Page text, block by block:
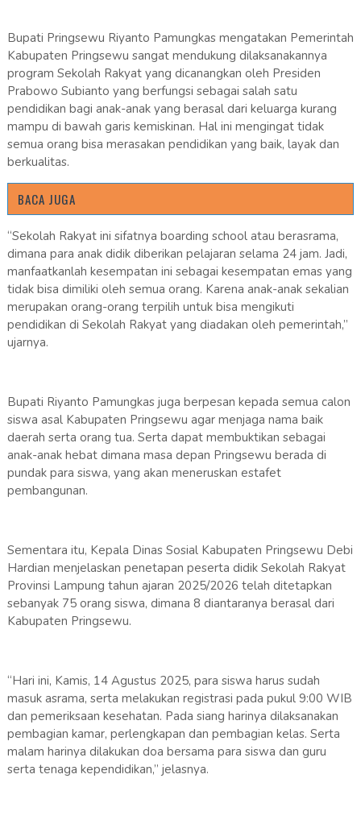
Bupati Pringsewu Riyanto Pamungkas mengatakan Pemerintah
Kabupaten Pringsewu sangat mendukung dilaksanakannya
program Sekolah Rakyat yang dicanangkan oleh Presiden
Prabowo Subianto yang berfungsi sebagai salah satu
pendidikan bagi anak-anak yang berasal dari keluarga kurang
mampu di bawah garis kemiskinan. Hal ini mengingat tidak
semua orang bisa merasakan pendidikan yang baik, layak dan
berkualitas.
BACA JUGA
“Sekolah Rakyat ini sifatnya boarding school atau berasrama,
dimana para anak didik diberikan pelajaran selama 24 jam. Jadi,
manfaatkanlah kesempatan ini sebagai kesempatan emas yang
tidak bisa dimiliki oleh semua orang. Karena anak-anak sekalian
merupakan orang-orang terpilih untuk bisa mengikuti
pendidikan di Sekolah Rakyat yang diadakan oleh pemerintah,”
ujarnya.
Bupati Riyanto Pamungkas juga berpesan kepada semua calon
siswa asal Kabupaten Pringsewu agar menjaga nama baik
daerah serta orang tua. Serta dapat membuktikan sebagai
anak-anak hebat dimana masa depan Pringsewu berada di
pundak para siswa, yang akan meneruskan estafet
pembangunan.
Sementara itu, Kepala Dinas Sosial Kabupaten Pringsewu Debi
Hardian menjelaskan penetapan peserta didik Sekolah Rakyat
Provinsi Lampung tahun ajaran 2025/2026 telah ditetapkan
sebanyak 75 orang siswa, dimana 8 diantaranya berasal dari
Kabupaten Pringsewu.
“Hari ini, Kamis, 14 Agustus 2025, para siswa harus sudah
masuk asrama, serta melakukan registrasi pada pukul 9:00 WIB
dan pemeriksaan kesehatan. Pada siang harinya dilaksanakan
pembagian kamar, perlengkapan dan pembagian kelas. Serta
malam harinya dilakukan doa bersama para siswa dan guru
serta tenaga kependidikan,” jelasnya.